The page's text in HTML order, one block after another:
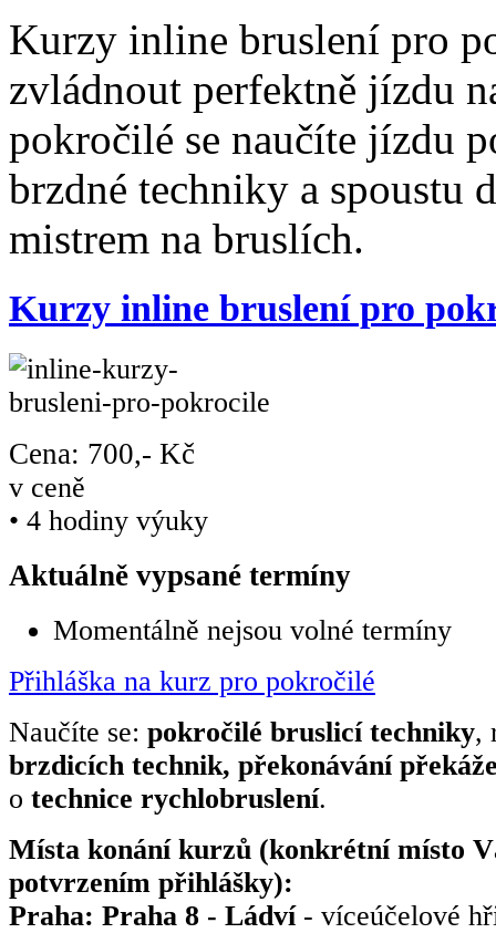
Kurzy inline bruslení pro
zvládnout perfektně jízdu
pokročilé se naučíte jízdu
brzdné techniky a spoustu
mistrem na bruslích.
Kurzy inline bruslení pro
Cena: 700,- Kč
v ceně
• 4 hodiny výuky
Aktuálně vypsané termíny
Momentálně nejsou volné termíny
Přihláška na kurz pro pokročilé
Naučíte se: pokročilé bruslicí techniky,
brzdicích technik, překonávání
o technice rychlobruslení.
Místa konání kurzů (konkrétní místo
potvrzením přihlášky):
Praha: Praha 8 - Ládví- víceúčelové